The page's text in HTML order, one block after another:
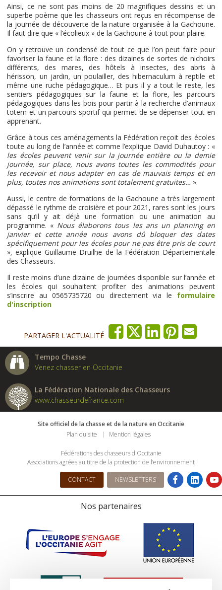
Ainsi, ce ne sont pas moins de 20 magnifiques dessins et un
superbe poème que les chasseurs ont reçus en récompense de
la journée de découverte de la nature organisée à la Gachoune.
Il faut dire que « l’écolieux » de la Gachoune à tout pour plaire.
On y retrouve un condensé de tout ce que l’on peut faire pour
favoriser la faune et la flore : des dizaines de sortes de nichoirs
différents, des mares, des hôtels à insectes, des abris à
hérisson, un jardin, un poulailler, des hibernaculum à reptile et
même une ruche pédagogique… Et puis il y a tout le reste, les
sentiers pédagogiques sur la faune et la flore, les parcours
pédagogiques dans les bois pour partir à la recherche d’animaux
totem et un parcours sportif qui permet de se dépenser tout en
apprenant.
Grâce à tous ces aménagements la Fédération reçoit des écoles
toute au long de l’année et comme l’explique David Duhautoy : «
les écoles peuvent venir sur la journée entière ou la demie
journée, sur place, nous avons toutes les commodités pour
les recevoir et nous adapter en cas de mauvais temps et en
plus, toutes nos animations sont totalement gratuites… ».
Aussi, le centre de formations de la Gachoune a très largement
dépassé le rythme de croisière et pour 2021, rares sont les jours
sans qu’il y ait déjà une formation ou une animation au
programme. « Nous élaborons tous les ans un planning en
janvier et cette année nous avons dû bloquer des dates
spécifiquement pour les écoles pour ne pas être pris de court
», explique Guillaume Druilhe de la Fédération Départementale
des Chasseurs.
Il reste moins d’une dizaine de journées disponible sur l’année et
les écoles qui souhaitent profiter des animations peuvent
s’inscrire au 0565735720 ou directement via le formulaire
d'inscription
PARTAGER L'ACTUALITÉ
Tempo Chasse
Venez chasser en Occitanie
La Fédération Nationale des Chasseurs
www.chasseurdefrance.com
Site officiel de la chasse et de la nature en Occitanie
Plan du site
Mention légales
Fédérations des chasseurs d'Occitanie
Associations agrées au titre de la protection de l’environnement
CONTACT NEWSLETTERS
Nos partenaires